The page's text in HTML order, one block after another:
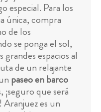
especial. Para los
única, compra
de los
se ponga el sol,
espacios al
de un relajante
paseo en barco
¡seguro que será
Aranjuez es un